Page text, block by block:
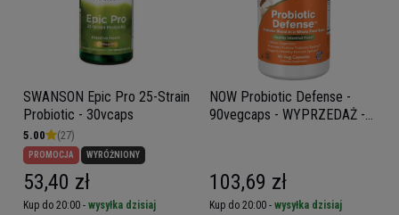
SWANSON Epic Pro 25-Strain
Probiotic - 30vcaps
5.00 (27)
PROMOCJA WYRÓŻNIONY
53,40 zł
Kup do 20:00 - wysyłka dzisiaj
NOW Probiotic Defense -
90vegcaps - WYPRZEDAŻ -
103,69 zł
Kup do 20:00 - wysyłka dzisiaj